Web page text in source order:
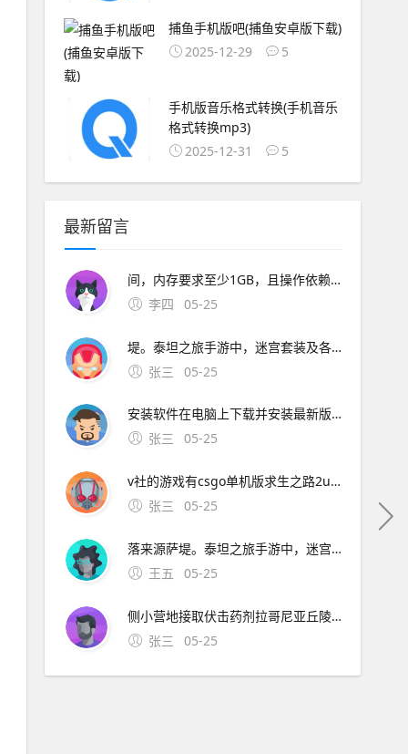
捕鱼手机版吧(捕鱼安卓版下载)
2025-12-29
5
手机版音乐格式转换(手机音乐
格式转换mp3)
2025-12-31
5
最新留言
间，内存要求至少1GB，且操作依赖键盘与鼠标的复杂。在手机上玩魔兽世界，可通过网易云游戏实现云串流操作，具体步骤如下下载网易云游戏APP在手机应用商店搜索并安装“网易云
李四
05-25
堤。泰坦之旅手游中，迷宫套装及各套装的获取地点和怪物如下 迷宫套装 除了特定的绿装外，其余迷宫套装多为世界掉落，没有固定地点和怪物特定存档装下所有套装不现实，但可通过游侠下载TQValt装备大包，里面几乎包含泰坦的所有套装散件和神器 各套装获取地点及怪物。泰坦之旅手游任务接
张三
05-25
安装软件在电脑上下载并安装最新版Steam客户端在手机上通过App StoreiOS或应用商店Android下载SteamLink应用添加游戏打开电脑。7、手机玩魔兽世界主要通过Steam Link实现串流游玩具体步骤如下
张三
05-25
v社的游戏有csgo单机版求生之路2unity手机版半条命2安卓高通版V社自走棋CS系列1csgo单机版是一款csgo玩家自己开发的一款仿csgo射击手感的手游，在csgom手机版中玩家可以在手机上完美的体验到媲美csgo端游的射击体验，游戏使用了全新的虚幻4游戏引擎打造为玩家带来最棒
张三
05-25
落来源萨堤。泰坦之旅手游中，迷宫套装及各套装的获取地点和怪物如下 迷宫套装 除了特定的绿装外，其余迷宫套装多为世界掉落，没有固定地点和怪物特定存档装下所有套装不现实，但可通过游侠下载TQValt装备大包，里面几乎包含泰坦的所有套装散件和神器 各套装获取地点及怪物。泰
王五
05-25
侧小营地接取伏击药剂拉哥尼亚丘陵路左侧货车前接取，杀堵路怪物完成丢失的嫁妆拉哥尼亚丘陵路右侧小石堆前接。1首先来到斯巴达军营，有个年轻战士说丢了一个老卒，答应出重金寻找，地图位置如下2根据地图位置找到如下场景，年轻战士就在军营前边
张三
05-25